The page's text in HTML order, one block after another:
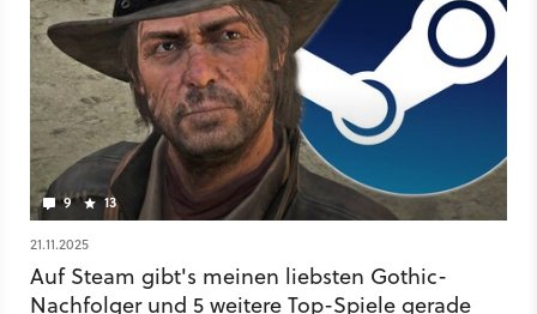
9 13
21.11.2025
Auf Steam gibt's meinen liebsten Gothic-
Nachfolger und 5 weitere Top-Spiele gerade